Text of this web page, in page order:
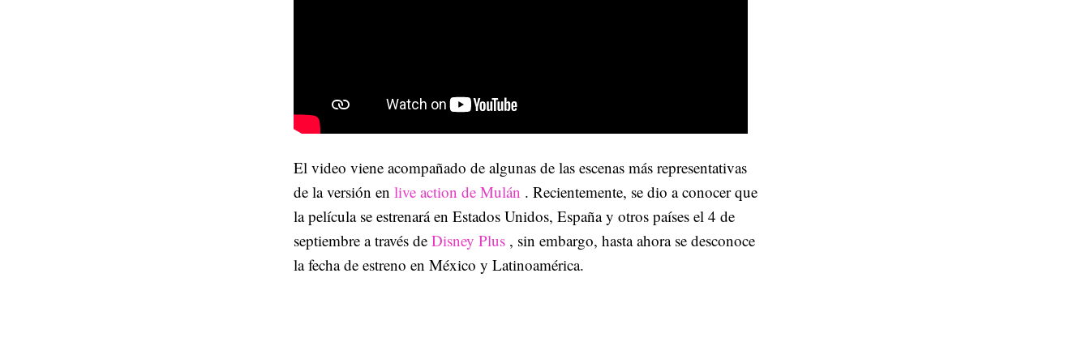
El video viene acompañado de algunas de las escenas más representativas
de la versión en live action de Mulán . Recientemente, se dio a conocer que
la película se estrenará en Estados Unidos, España y otros países el 4 de
septiembre a través de Disney Plus , sin embargo, hasta ahora se desconoce
la fecha de estreno en México y Latinoamérica.